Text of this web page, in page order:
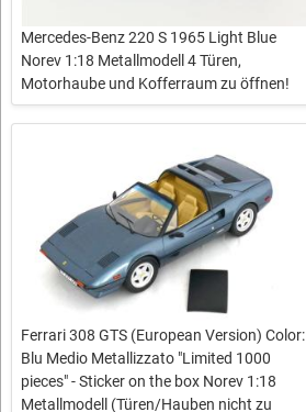
Mercedes-Benz 220 S 1965 Light Blue
Norev 1:18 Metallmodell 4 Türen,
Motorhaube und Kofferraum zu öffnen!
Ferrari 308 GTS (European Version) Color:
Blu Medio Metallizzato "Limited 1000
pieces" - Sticker on the box Norev 1:18
Metallmodell (Türen/Hauben nicht zu